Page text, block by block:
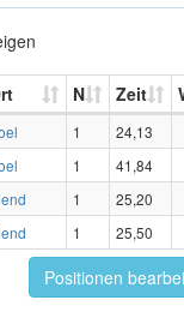
N Zeit
1
24,13
1
41,84
1
25,20
1 25,50
Positionen